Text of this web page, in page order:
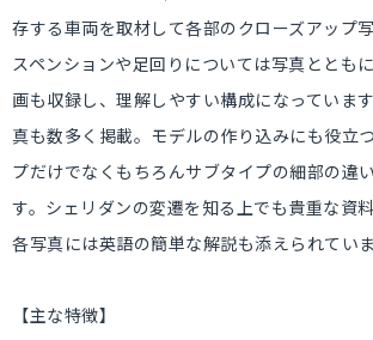
存する車両を取材して各部のクローズアップ
スペンションや足回りについては写真ととも
画も収録し、理解しやすい構成になっていま
真も数多く掲載。モデルの作り込みにも役立
プだけでなくもちろんサブタイプの細部の違
す。シェリダンの変遷を知る上でも貴重な資料
各写真には英語の簡単な解説も添えられていま
【主な特徴】